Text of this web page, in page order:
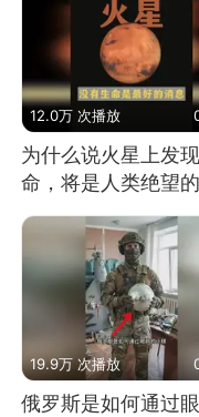
12.0万 次播放
为什么说火星上发
命，将是人类绝望
始？
19.9万 次播放
俄罗斯是如何通过